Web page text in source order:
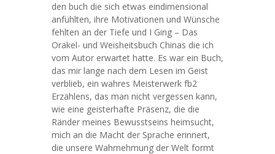
den buch die sich etwas eindimensional
anfühlten, ihre Motivationen und Wünsche
fehlten an der Tiefe und I Ging – Das
Orakel- und Weisheitsbuch Chinas die ich
vom Autor erwartet hatte. Es war ein Buch,
das mir lange nach dem Lesen im Geist
verblieb, ein wahres Meisterwerk fb2
Erzählens, das man nicht vergessen kann,
wie eine geisterhafte Präsenz, die die
Ränder meines Bewusstseins heimsucht,
mich an die Macht der Sprache erinnert,
die unsere Wahrnehmung der Welt formt